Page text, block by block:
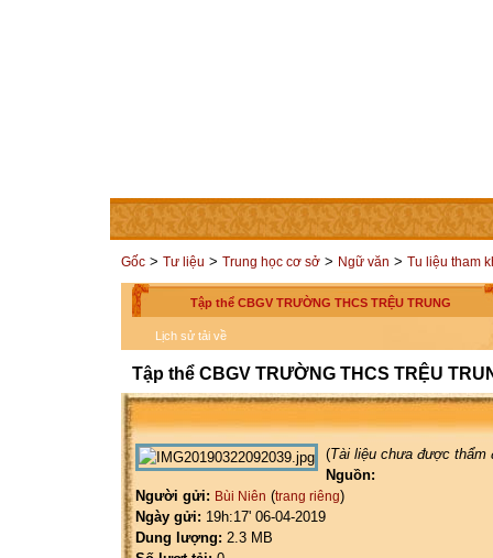
TRANG CHỦ THÀNH VIÊN LIÊN HỆ CÁC
Gốc > Tư liệu > Trung học cơ sở > Ngữ văn > Tu liệu tham
Tập thể CBGV TRƯỜNG THCS TRỆU TRUNG
Lịch sử tải về
Tập thể CBGV TRƯỜNG THCS TRỆU
(Tài liệu chưa được thẩm
Nguồn:
Người gửi: Bùi Niên (trang riêng)
Ngày gửi: 19h:17' 06-04-2019
Dung lượng: 2.3 MB